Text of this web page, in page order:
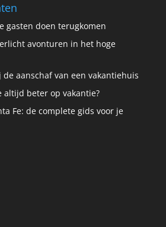
gasten doen terugkomen
avonturen in het hoge
aanschaf van een vakantiehuis
altijd beter op vakantie?
Fe: de complete gids voor je